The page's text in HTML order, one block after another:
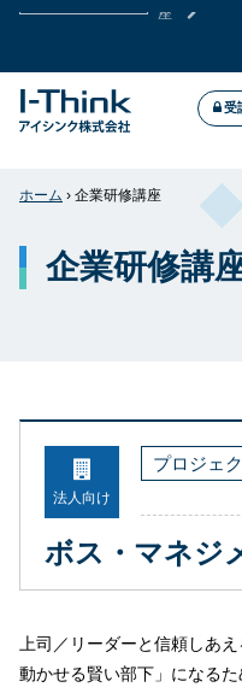
2026年7月
受
企業研修講
ホーム › 企業研修講座
法人向け
プロジェ
ボス・マネジ
上司／リーダーと信頼しあ
動かせる賢い部下」になる